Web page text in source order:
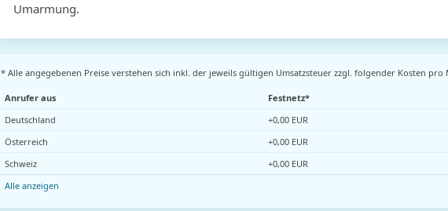
Umarmung.
* Alle angegebenen Preise verstehen sich inkl. der jeweils gültigen Umsatzsteuer zzgl. folgender Kosten
Anrufer aus Festnetz*
Deutschland
+0,00 EUR
Österreich
+0,00 EUR
Schweiz
+0,00 EUR
Alle anzeigen